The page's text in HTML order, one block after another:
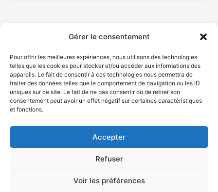
Gérer le consentement
Pour offrir les meilleures expériences, nous utilisons des technologies
telles que les cookies pour stocker et/ou accéder aux informations des
appareils. Le fait de consentir à ces technologies nous permettra de
traiter des données telles que le comportement de navigation ou les ID
uniques sur ce site. Le fait de ne pas consentir ou de retirer son
consentement peut avoir un effet négatif sur certaines caractéristiques
et fonctions.
Accepter
Refuser
Voir les préférences
© Gouvernement du Québec, 2026
Plan du site
Accessibilité
Accès à l'information
Déclaration de services